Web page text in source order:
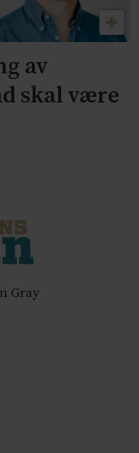
av
skal være
Gray